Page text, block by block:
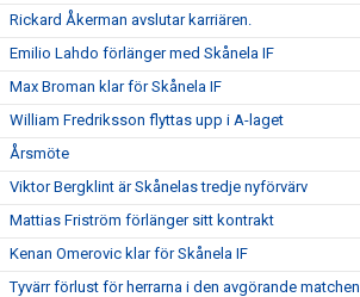
Rickard Åkerman avslutar karriären.
Emilio Lahdo förlänger med Skånela IF
Max Broman klar för Skånela IF
William Fredriksson flyttas upp i A-laget
Årsmöte
Viktor Bergklint är Skånelas tredje nyförvärv
Mattias Friström förlänger sitt kontrakt
Kenan Omerovic klar för Skånela IF
Tyvärr förlust för herrarna i den avgörande matchen